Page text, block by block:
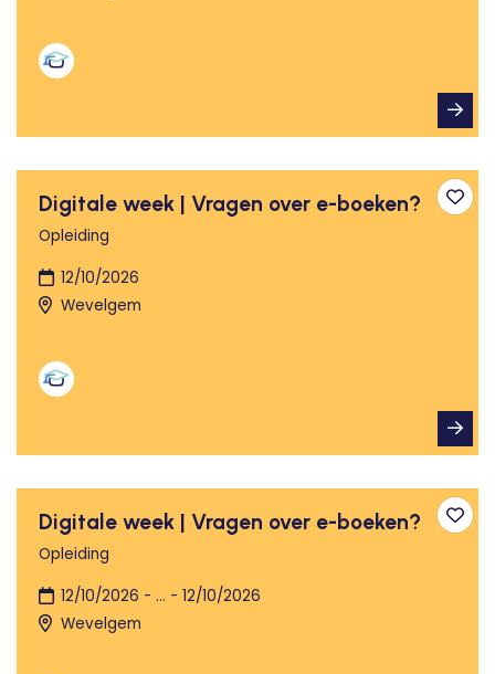
Digitale week | Vragen over e-boeken?
Opleiding
12/10/2026
Wevelgem
Digitale week | Vragen over e-boeken?
Opleiding
12/10/2026 - ... - 12/10/2026
Wevelgem